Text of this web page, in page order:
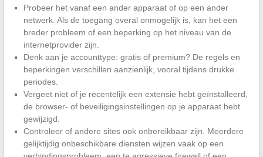
Probeer het vanaf een ander apparaat of op een ander
netwerk. Als de toegang overal onmogelijk is, kan het een
breder probleem of een beperking op het niveau van de
internetprovider zijn.
Denk aan je accounttype: gratis of premium? De regels en
beperkingen verschillen aanzienlijk, vooral tijdens drukke
periodes.
Vergeet niet of je recentelijk een extensie hebt geïnstalleerd,
de browser- of beveiligingsinstellingen op je apparaat hebt
gewijzigd.
Controleer of andere sites ook onbereikbaar zijn. Meerdere
gelijktijdig onbeschikbare diensten wijzen vaak op een